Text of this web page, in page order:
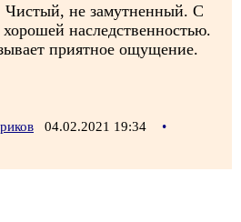
не замутненный. С
наследственностью.
приятное ощущение.
04.02.2021 19:34
•